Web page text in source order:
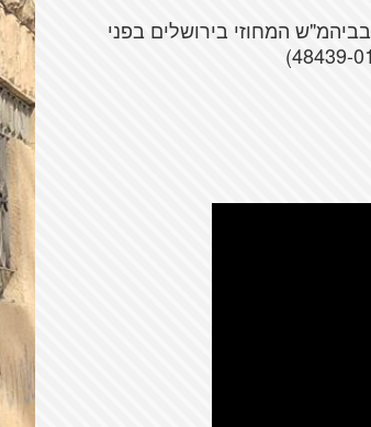
הדיון בערעור יתקיים ביום רביעי, 12/6/19, בשעה 12:30 בביהמ"ש המחוזי בירושלים בפני